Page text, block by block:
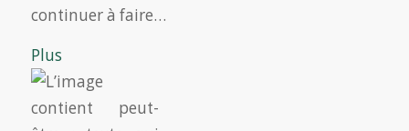
continuer à faire…
Plus